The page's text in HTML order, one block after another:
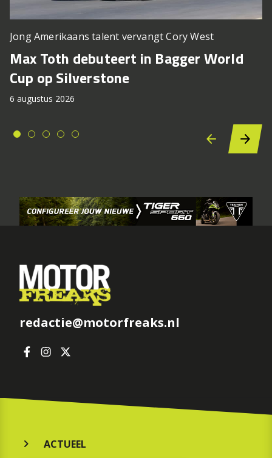
Jong Amerikaans talent vervangt Cory West
Max Toth debuteert in Bagger World
Cup op Silverstone
6 augustus 2026
redactie@motorfreaks.nl
ACTUEEL